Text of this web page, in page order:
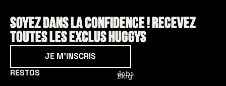
Soyez dans la confidence ! Recevez
toutes les exclus HUGGYS
JE M'INSCRIS
RESTOS
Jobs
Blog